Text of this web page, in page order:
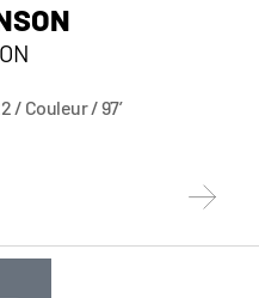
/ Couleur / 97’